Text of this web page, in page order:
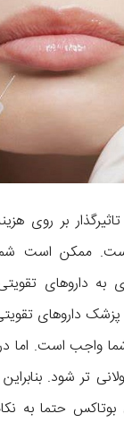
بر روی
ممکن است شما
داروهای
داروهای تقویتی
واجب است. اما
تر شود.
بوتاکس حتما به